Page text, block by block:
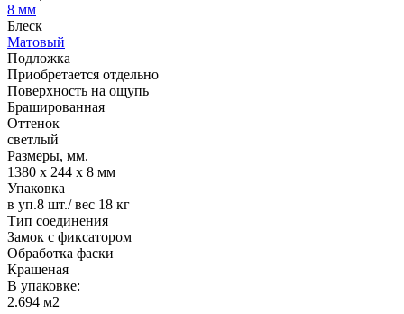
8 мм
Блеск
Матовый
Подложка
Приобретается отдельно
Поверхность на ощупь
Брашированная
Оттенок
светлый
Размеры, мм.
1380 х 244 х 8 мм
Упаковка
в уп.8 шт./ вес 18 кг
Тип соединения
Замок с фиксатором
Обработка фаски
Крашеная
В упаковке:
2.694 м2